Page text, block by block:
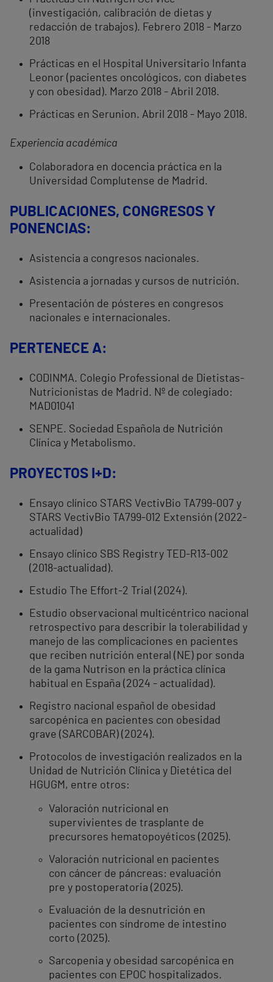
(investigación, calibración de dietas y
redacción de trabajos). Febrero 2018 - Marzo
2018
Prácticas en el Hospital Universitario Infanta
Leonor (pacientes oncológicos, con diabetes
y con obesidad). Marzo 2018 - Abril 2018.
Prácticas en Serunion. Abril 2018 - Mayo 2018.
Experiencia académica
Colaboradora en docencia práctica en la
Universidad Complutense de Madrid.
PUBLICACIONES, CONGRESOS Y
PONENCIAS:
Asistencia a congresos nacionales.
Asistencia a jornadas y cursos de nutrición.
Presentación de pósteres en congresos
nacionales e internacionales.
PERTENECE A:
CODINMA. Colegio Professional de Dietistas-
Nutricionistas de Madrid. Nº de colegiado:
MAD01041
SENPE. Sociedad Española de Nutrición
Clínica y Metabolismo.
PROYECTOS I+D:
Ensayo clínico STARS VectivBio TA799-007 y
STARS VectivBio TA799-012 Extensión (2022-
actualidad)
Ensayo clínico SBS Registry TED-R13-002
(2018-actualidad).
Estudio The Effort-2 Trial (2024).
Estudio observacional multicéntrico nacional
retrospectivo para describir la tolerabilidad y
manejo de las complicaciones en pacientes
que reciben nutrición enteral (NE) por sonda
de la gama Nutrison en la práctica clínica
habitual en España (2024 - actualidad).
Registro nacional español de obesidad
sarcopénica en pacientes con obesidad
grave (SARCOBAR) (2024).
Protocolos de investigación realizados en la
Unidad de Nutrición Clínica y Dietética del
HGUGM, entre otros:
Valoración nutricional en
supervivientes de trasplante de
precursores hematopoyéticos (2025).
Valoración nutricional en pacientes
con cáncer de páncreas: evaluación
pre y postoperatoria (2025).
Evaluación de la desnutrición en
pacientes con síndrome de intestino
corto (2025).
Sarcopenia y obesidad sarcopénica en
pacientes con EPOC hospitalizados.